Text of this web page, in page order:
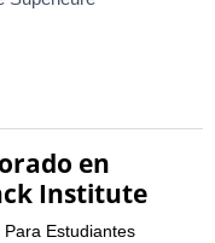
en
Institute
Para Estudiantes